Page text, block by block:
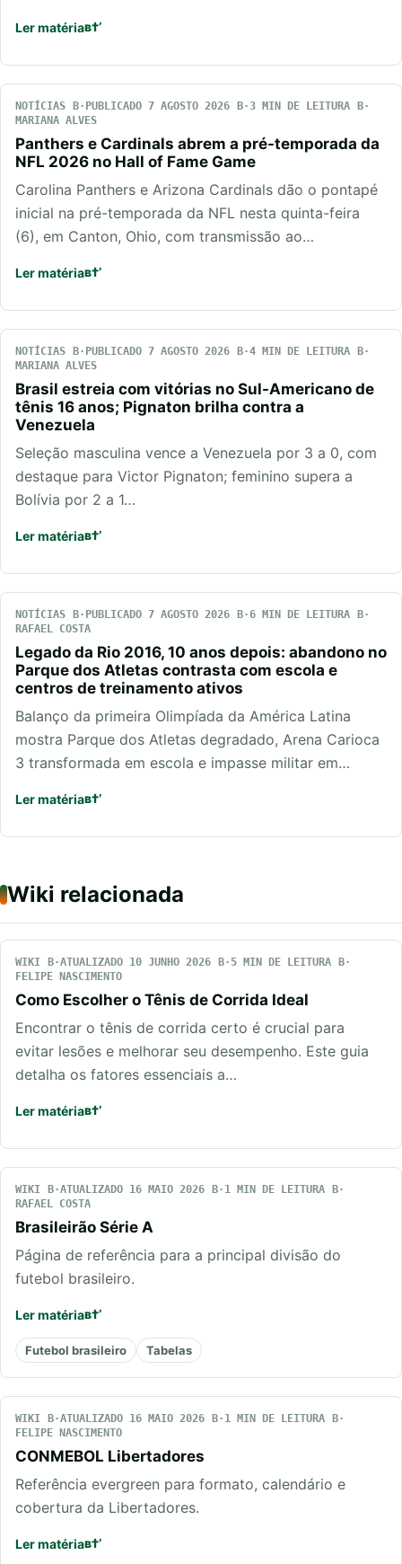
Ler matéria
NOTÍCIAS PUBLICADO 7 AGOSTO 2026
3 MIN DE LEITURA
MARIANA ALVES
Panthers e Cardinals abrem a pré-temporada da
NFL 2026 no Hall of Fame Game
Carolina Panthers e Arizona Cardinals dão o pontapé
inicial na pré-temporada da NFL nesta quinta-feira
(6), em Canton, Ohio, com transmissão ao…
Ler matéria
NOTÍCIAS PUBLICADO 7 AGOSTO 2026
4 MIN DE LEITURA
MARIANA ALVES
Brasil estreia com vitórias no Sul-Americano de
tênis 16 anos; Pignaton brilha contra a
Venezuela
Seleção masculina vence a Venezuela por 3 a 0, com
destaque para Victor Pignaton; feminino supera a
Bolívia por 2 a 1…
Ler matéria
NOTÍCIAS PUBLICADO 7 AGOSTO 2026
6 MIN DE LEITURA
RAFAEL COSTA
Legado da Rio 2016, 10 anos depois: abandono no
Parque dos Atletas contrasta com escola e
centros de treinamento ativos
Balanço da primeira Olimpíada da América Latina
mostra Parque dos Atletas degradado, Arena Carioca
3 transformada em escola e impasse militar em…
Ler matéria
Wiki relacionada
WIKI ATUALIZADO 10 JUNHO 2026
5 MIN DE LEITURA
FELIPE NASCIMENTO
Como Escolher o Tênis de Corrida Ideal
Encontrar o tênis de corrida certo é crucial para
evitar lesões e melhorar seu desempenho. Este guia
detalha os fatores essenciais a…
Ler matéria
WIKI ATUALIZADO 16 MAIO 2026
1 MIN DE LEITURA
RAFAEL COSTA
Brasileirão Série A
Página de referência para a principal divisão do
futebol brasileiro.
Ler matéria
Futebol brasileiro Tabelas
WIKI ATUALIZADO 16 MAIO 2026
1 MIN DE LEITURA
FELIPE NASCIMENTO
CONMEBOL Libertadores
Referência evergreen para formato, calendário e
cobertura da Libertadores.
Ler matéria